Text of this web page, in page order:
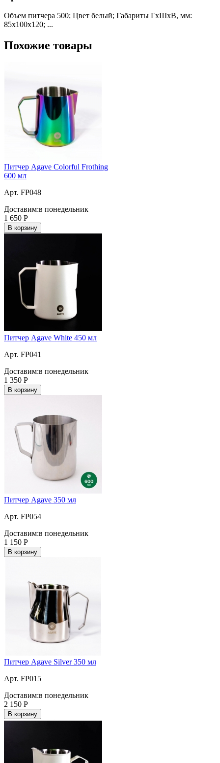
Объем питчера 500; Цвет белый; Габариты ГхШхВ, мм:
85х100х120; ...
Похожие товары
Питчер Agave Colorful Frothing
600 мл
Арт. FP048
Доставим:в понедельник
1 650 Р
В корзину
Питчер Agave White 450 мл
Арт. FP041
Доставим:в понедельник
1 350 Р
В корзину
Питчер Agave 350 мл
Арт. FP054
Доставим:в понедельник
1 150 Р
В корзину
Питчер Agave Silver 350 мл
Арт. FP015
Доставим:в понедельник
2 150 Р
В корзину